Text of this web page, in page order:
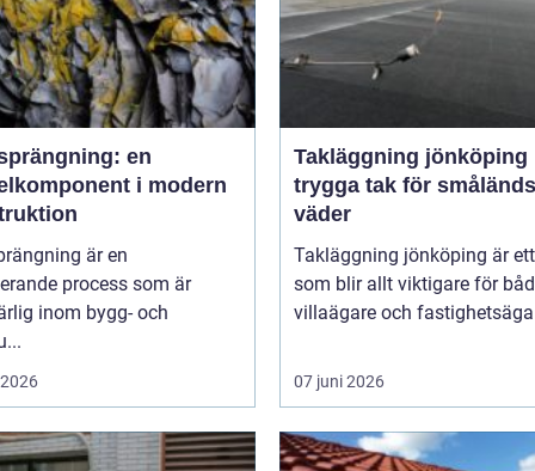
en
i modern
är en
process som är
inom bygg- och
Takläggning jönköping
trygga tak för
väder
Takläggning jönköping är
som blir allt viktigare för
villaägare och
07 juni 2026